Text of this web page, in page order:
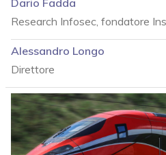
Dario Fadda
Research Infosec, fondatore
Alessandro Longo
Direttore